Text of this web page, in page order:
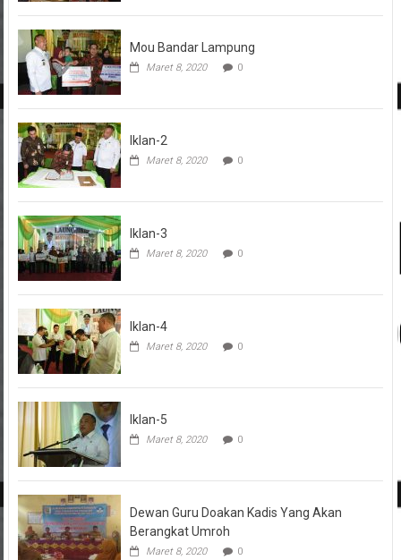
Mou Bandar Lampung
Maret 8, 2020 0
Iklan-2
Maret 8, 2020 0
Iklan-3
Maret 8, 2020 0
Iklan-4
Maret 8, 2020 0
Iklan-5
Maret 8, 2020 0
Dewan Guru Doakan Kadis Yang Akan
Berangkat Umroh
Maret 8, 2020 0